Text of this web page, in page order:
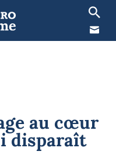
au cœur
disparaît